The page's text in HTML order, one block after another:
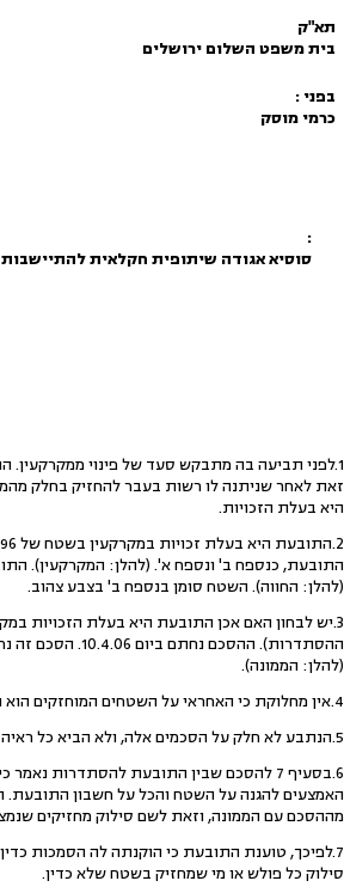
תא"ק
בית משפט השלום ירושלים
בפני :
כרמי מוסק
:
סוסיא אגודה שיתופית חקלאית להתיישבות
1.לפני תביעה בה מתבקש סעד של פינוי ממקרקעין.
זאת לאחר שניתנה לו רשות בעבר להחזיק בחלק
היא בעלת הזכויות.
התובעת, כנספח ב' ונספח א'. (להלן: המקרקעין).
(להלן: החווה). השטח סומן בנספח ב' בצבע צהוב.
3.יש לבחון האם אכן התובעת היא בעלת הזכויות
ההסתדרות).
(להלן: הממונה).
4.אין מחלוקת כי האחראי על השטחים המוחזקים הוא הממונה, וכי בסמכותו להקצות שטחים ולהתיר שימוש בשטחים לגופים ולאנשים פרטיים.
5.הנתבע לא חלק על הסכמים אלה, ולא הביא כל ראיה או מסמך שיש בהם כדי לסתור את תוכן ההסכמים או תוקפם.
6.בסעיף 7 להסכם שבין התובעת להסתדרות
האמצעים להגנה על השטח והכל על חשבון
מההסכם עם הממונה, וזאת לשם סילוק מחזיקים
7.לפיכך, טוענת התובעת כי הוקנתה לה הסמכות
סילוק כל פולש או מי שמחזיק בשטח שלא כדין.